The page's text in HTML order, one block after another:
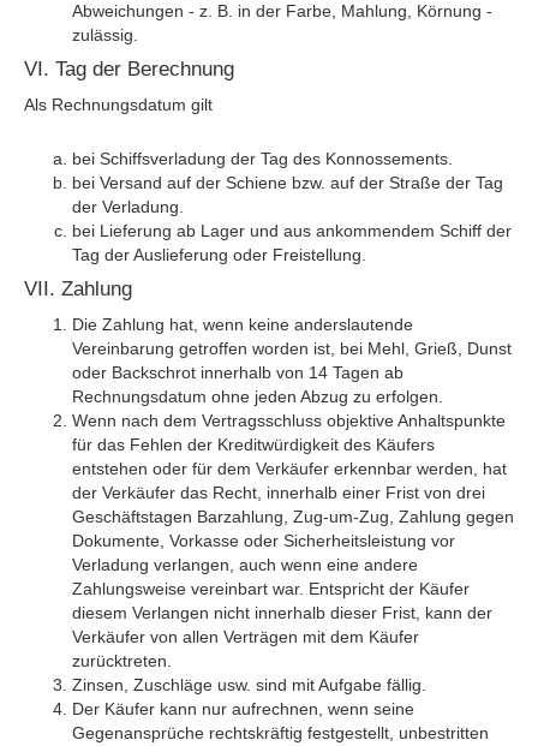
Abweichungen - z. B. in der Farbe, Mahlung, Körnung -
zulässig.
VI. Tag der Berechnung
Als Rechnungsdatum gilt
bei Schiffsverladung der Tag des Konnossements.
bei Versand auf der Schiene bzw. auf der Straße der Tag
der Verladung.
bei Lieferung ab Lager und aus ankommendem Schiff der
Tag der Auslieferung oder Freistellung.
VII. Zahlung
Die Zahlung hat, wenn keine anderslautende
Vereinbarung getroffen worden ist, bei Mehl, Grieß, Dunst
oder Backschrot innerhalb von 14 Tagen ab
Rechnungsdatum ohne jeden Abzug zu erfolgen.
Wenn nach dem Vertragsschluss objektive Anhaltspunkte
für das Fehlen der Kreditwürdigkeit des Käufers
entstehen oder für dem Verkäufer erkennbar werden, hat
der Verkäufer das Recht, innerhalb einer Frist von drei
Geschäftstagen Barzahlung, Zug-um-Zug, Zahlung gegen
Dokumente, Vorkasse oder Sicherheitsleistung vor
Verladung verlangen, auch wenn eine andere
Zahlungsweise vereinbart war. Entspricht der Käufer
diesem Verlangen nicht innerhalb dieser Frist, kann der
Verkäufer von allen Verträgen mit dem Käufer
zurücktreten.
Zinsen, Zuschläge usw. sind mit Aufgabe fällig.
Der Käufer kann nur aufrechnen, wenn seine
Gegenansprüche rechtskräftig festgestellt, unbestritten